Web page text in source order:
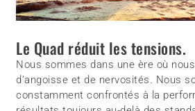
Le Quad réduit les tensions.
Nous sommes dans une ère où
d’angoisse et de nervosités. Nous
constamment confrontés à la